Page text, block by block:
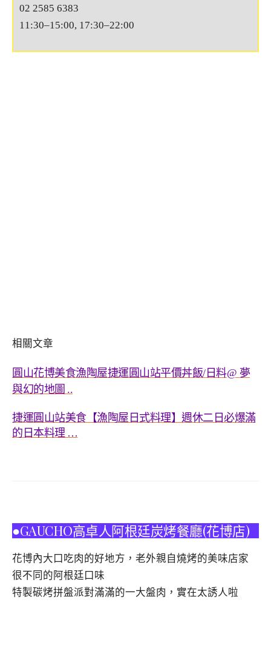
02 2585 6383
11:30–15:00, 17:30–22:00
相關文章
圓山花博美食漁陶屋捷運圓山站平價丼飯/日料@ 夢
與幻的地圖 ..
捷運圓山站美食【漁陶屋日式料理】週休二日必爆滿
的日本料理 …
●GAUCHO高卓人阿根廷炭烤餐廳(花博店)
花博內大口吃肉的好地方，老外親自燒烤的美味店家
很不同的阿根廷口味
特製碳烤拼盤派對滿滿的一大盤肉，實在太誘人啦